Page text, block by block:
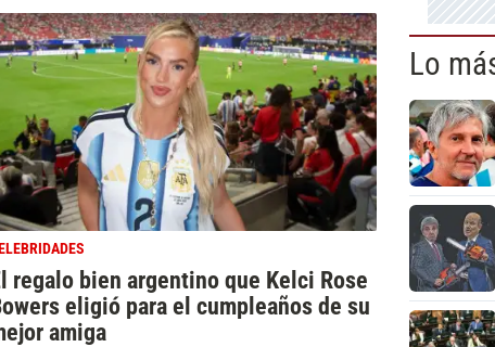
regalo bien argentino que Kelci Rose
eligió para el cumpleaños de su
amiga
Lo